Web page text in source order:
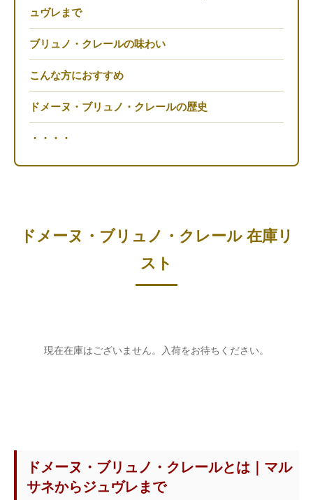
ュヴレまで
ブリュノ・クレールの味わい
こんな方におすすめ
ドメーヌ・ブリュノ・クレールの歴史
・・・・
ドメーヌ・ブリュノ・クレール 在庫リ
スト
現在在庫はございません。入荷をお待ちください。
ドメーヌ・ブリュノ・クレールとは｜マル
サネからジュヴレまで